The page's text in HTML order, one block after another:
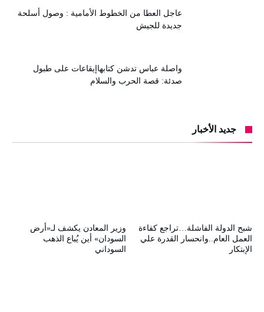
عاجل العطا من الخطوط الأمامية : وصول أسلحة
جديدة للجيش
واصلة عباس تدشن كتابهاإيقاعات على طبول
صدئة: قصة الحرب والسلام
جديد الأخبار
وزير المعادن يكشف لـ«أرض
السودان» أين يُباع الذهب
السوداني
شبح الدولة الفاشلة…تراجع كفاءة
العمل العام..وانحسار القدرة علي
الإبتكار